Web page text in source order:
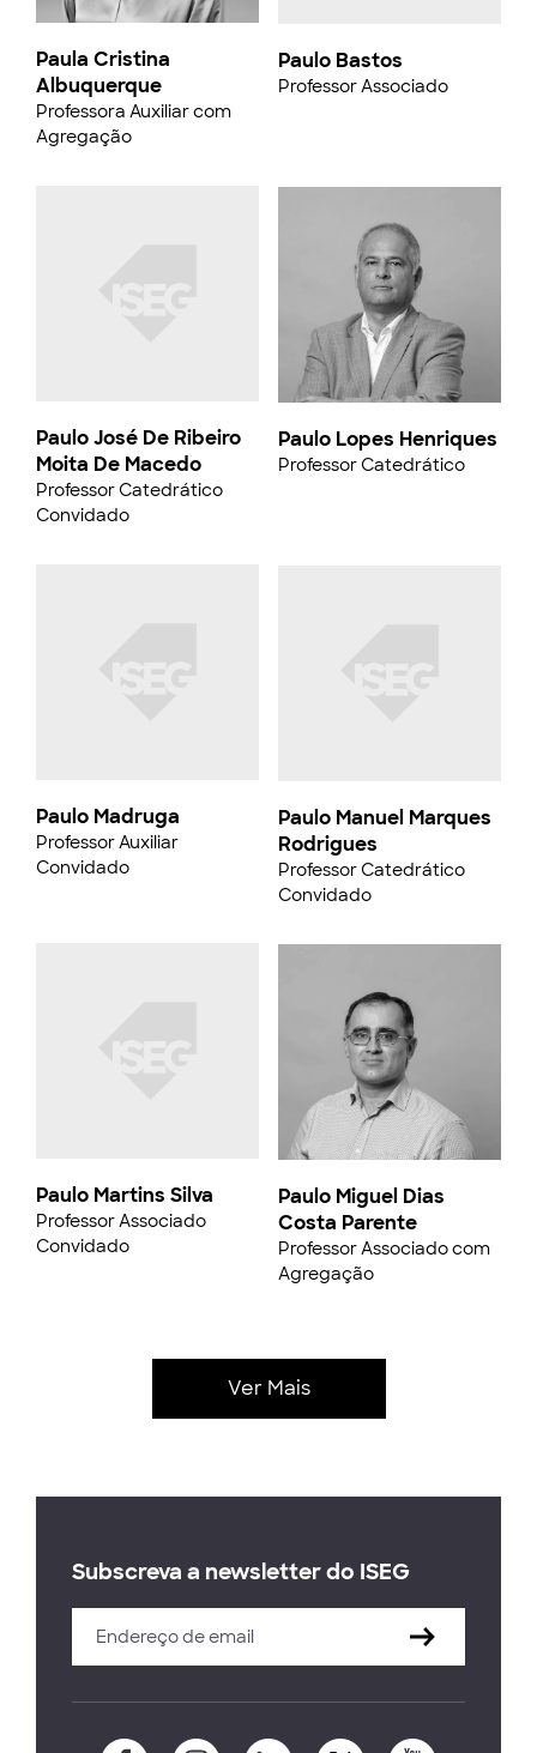
Paula Cristina
Albuquerque
Professora Auxiliar com
Agregação
Paulo José De Ribeiro
Moita De Macedo
Professor Catedrático
Convidado
Paulo Madruga
Professor Auxiliar
Convidado
Paulo Martins Silva
Professor Associado
Convidado
Paulo Bastos
Professor Associado
Paulo Lopes Henriques
Professor Catedrático
Paulo Manuel Marques
Rodrigues
Professor Catedrático
Convidado
Paulo Miguel Dias
Costa Parente
Professor Associado com
Agregação
Ver Mais
Subscreva a newsletter do ISEG